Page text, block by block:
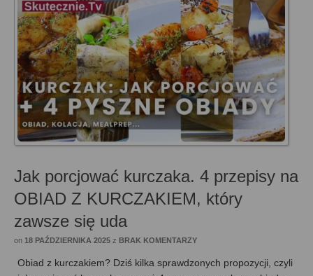
Jak porcjować kurczaka. 4 przepisy na
OBIAD Z KURCZAKIEM, który
zawsze się uda
on 18 PAŹDZIERNIKA 2025 z BRAK KOMENTARZY
Obiad z kurczakiem? Dziś kilka sprawdzonych propozycji, czyli